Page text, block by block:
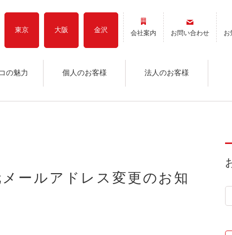
東京 大阪 金沢 会社案内 お問い合わせ お
の魅力 個人のお客様 法人のお客様